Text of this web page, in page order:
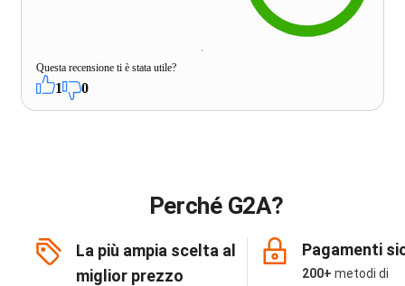
Questa recensione ti è stata utile?
1 0
Perché G2A?
La più ampia scelta al
miglior prezzo
Pagamenti
200+ metodi di